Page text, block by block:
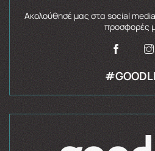
Ακολούθησέ μας στα social
προσφορές